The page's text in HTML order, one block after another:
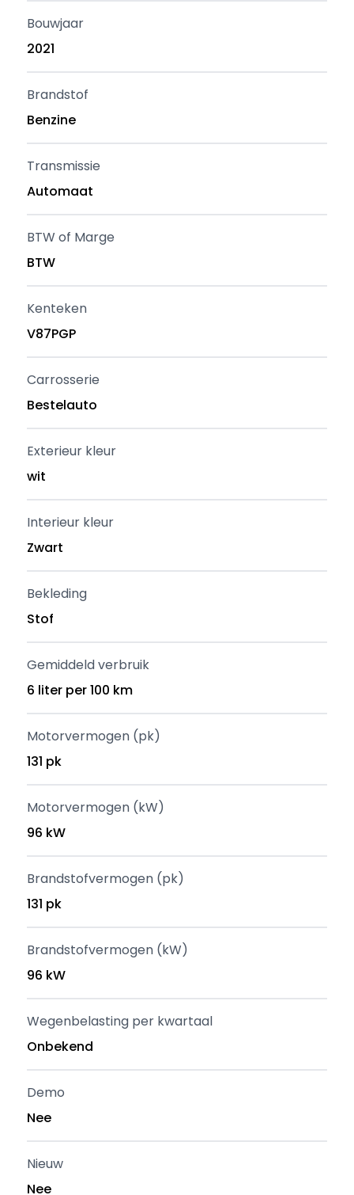
Bouwjaar
2021
Brandstof
Benzine
Transmissie
Automaat
BTW of Marge
BTW
Kenteken
V87PGP
Carrosserie
Bestelauto
Exterieur kleur
wit
Interieur kleur
Zwart
Bekleding
Stof
Gemiddeld verbruik
6 liter per 100 km
Motorvermogen (pk)
131 pk
Motorvermogen (kW)
96 kW
Brandstofvermogen (pk)
131 pk
Brandstofvermogen (kW)
96 kW
Wegenbelasting per kwartaal
Onbekend
Demo
Nee
Nieuw
Nee